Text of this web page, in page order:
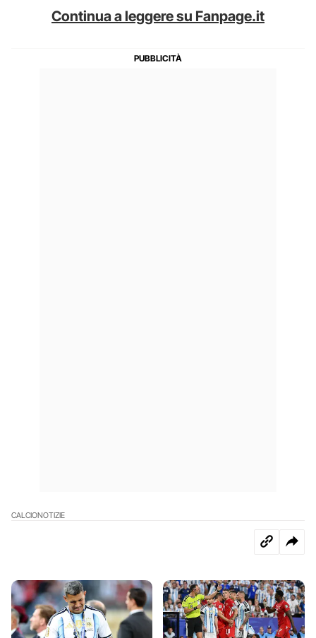
Continua a leggere su Fanpage.it
CALCIONOTIZIE